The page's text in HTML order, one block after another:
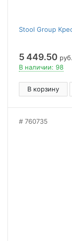
Stool Group
5 449.50 руб.
В наличии: 98
В корзину
760735